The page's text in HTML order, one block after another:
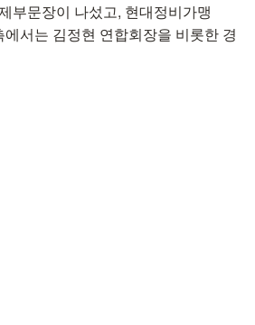
부문장이 나섰고, 현대정비가맹
서는 김정현 연합회장을 비롯한 경